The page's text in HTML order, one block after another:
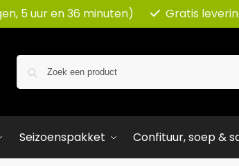
5 uur en 36 minuten) Gratis
Seizoenspakket Confituur, soep &